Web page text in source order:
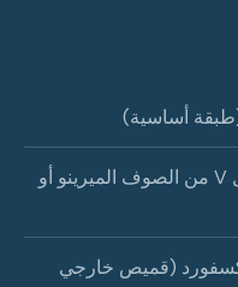
أساسية)
سترة بياقة مستديرة أو على شكل V من الصوف الميرينو أو
(قميص خارجي